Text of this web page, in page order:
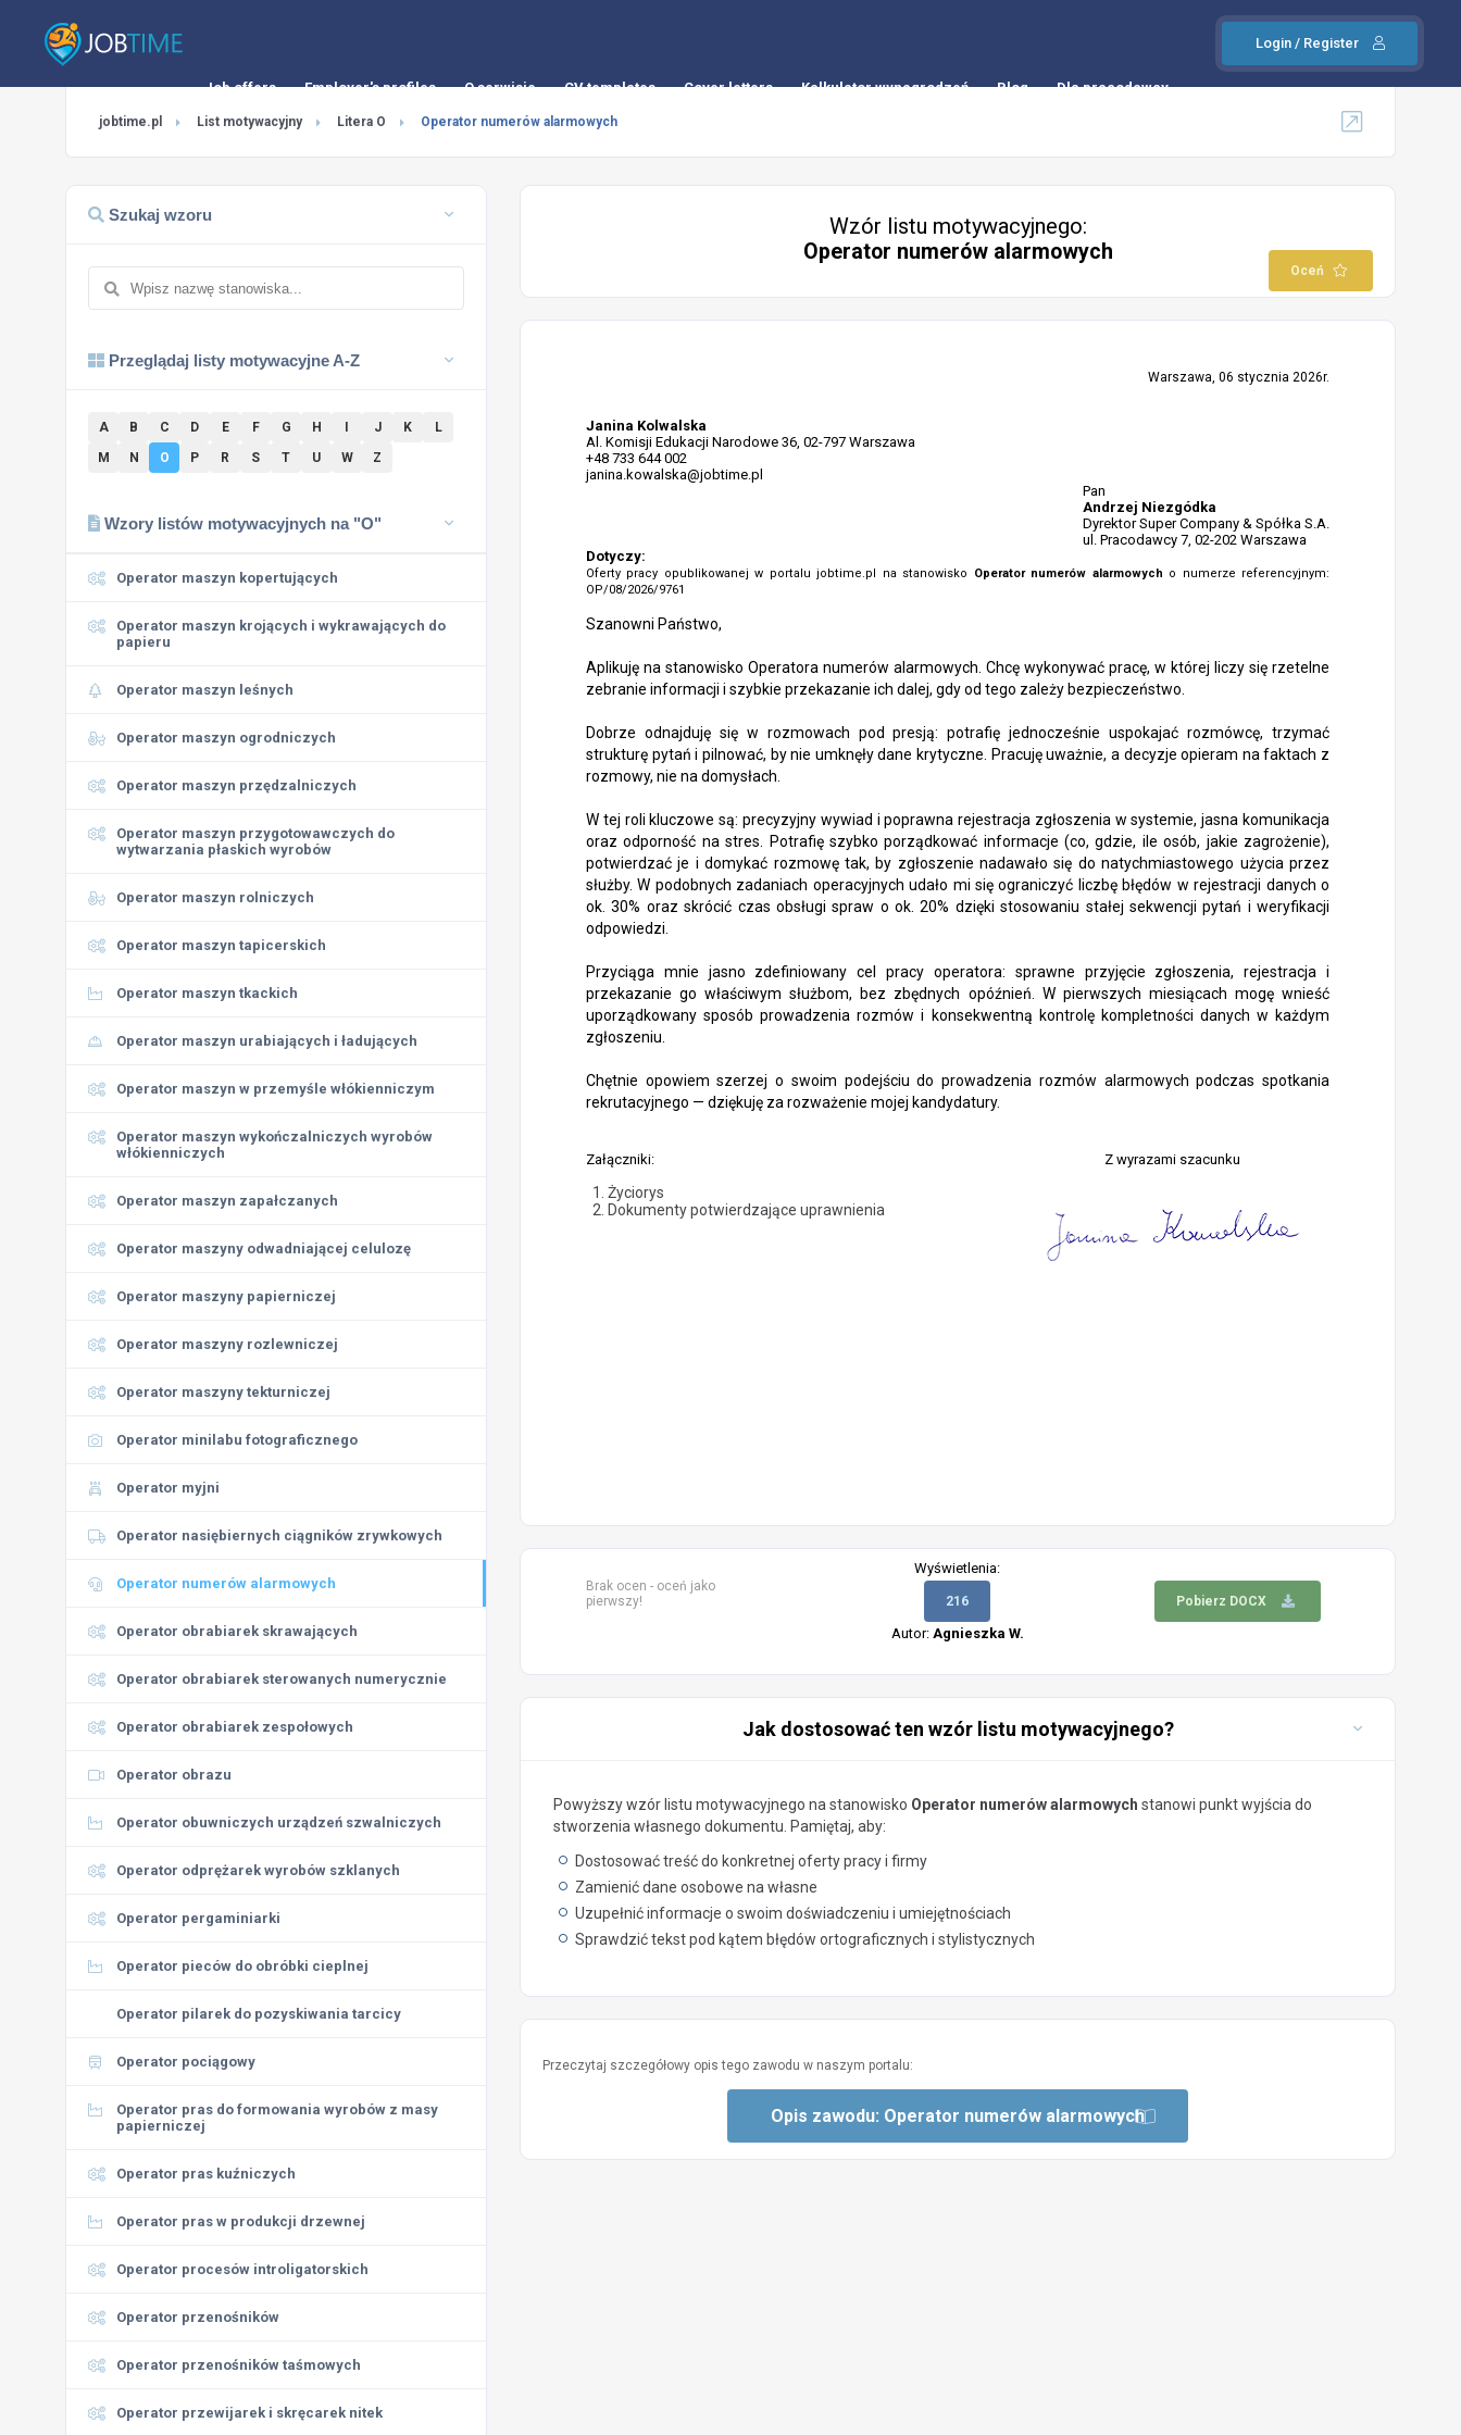
Login / Register
Job offers Employer's profiles O serwisie CV templates Cover letters Kalkulator wynagrodzeń Blog Dla pracodawcy
jobtime.pl List motywacyjny Litera O Operator numerów alarmowych
Szukaj wzoru
Przeglądaj listy motywacyjne A-Z
A B C D E F G H J K
L
M
N O P R S T U W Z
Wzory listów motywacyjnych na "O"
Operator maszyn kopertujących
Operator maszyn krojących i wykrawających do
papieru
Operator maszyn leśnych
Operator maszyn ogrodniczych
Operator maszyn przędzalniczych
Operator maszyn przygotowawczych do
wytwarzania płaskich wyrobów
Operator maszyn rolniczych
Operator maszyn tapicerskich
Operator maszyn tkackich
Operator maszyn urabiających i ładujących
Operator maszyn w przemyśle włókienniczym
Operator maszyn wykończalniczych wyrobów
włókienniczych
Operator maszyn zapałczanych
Operator maszyny odwadniającej celulozę
Operator maszyny papierniczej
Operator maszyny rozlewniczej
Operator maszyny tekturniczej
Operator minilabu fotograficznego
Operator myjni
Operator nasiębiernych ciągników zrywkowych
Operator numerów alarmowych
Operator obrabiarek skrawających
Operator obrabiarek sterowanych numerycznie
Operator obrabiarek zespołowych
Operator obrazu
Operator obuwniczych urządzeń szwalniczych
Operator odprężarek wyrobów szklanych
Operator pergaminiarki
Operator pieców do obróbki cieplnej
Operator pilarek do pozyskiwania tarcicy
Operator pociągowy
Operator pras do formowania wyrobów z masy
papierniczej
Operator pras kuźniczych
Operator pras w produkcji drzewnej
Operator procesów introligatorskich
Operator przenośników
Operator przenośników taśmowych
Operator przewijarek i skręcarek nitek
Wzór listu motywacyjnego:
Operator numerów alarmowych
Oceń
Warszawa, 06 stycznia 2026r.
Janina Kolwalska
Al. Komisji Edukacji Narodowe 36, 02-797 Warszawa
+48 733 644 002
janina.kowalska@jobtime.pl
Pan
Andrzej Niezgódka
Dyrektor Super Company & Spółka S.A.
ul. Pracodawcy 7, 02-202 Warszawa
Dotyczy:
Oferty pracy opublikowanej w portalu jobtime.pl na stanowisko Operator numerów alarmowych o numerze referencyjnym:
OP/08/2026/9761
Szanowni Państwo,
Aplikuję na stanowisko Operatora numerów alarmowych. Chcę wykonywać pracę, w której liczy się rzetelne
zebranie informacji i szybkie przekazanie ich dalej, gdy od tego zależy bezpieczeństwo.
Dobrze odnajduję się w rozmowach pod presją: potrafię jednocześnie uspokajać rozmówcę, trzymać
strukturę pytań i pilnować, by nie umknęły dane krytyczne. Pracuję uważnie, a decyzje opieram na faktach z
rozmowy, nie na domysłach.
W tej roli kluczowe są: precyzyjny wywiad i poprawna rejestracja zgłoszenia w systemie, jasna komunikacja
oraz odporność na stres. Potrafię szybko porządkować informacje (co, gdzie, ile osób, jakie zagrożenie),
potwierdzać je i domykać rozmowę tak, by zgłoszenie nadawało się do natychmiastowego użycia przez
służby. W podobnych zadaniach operacyjnych udało mi się ograniczyć liczbę błędów w rejestracji danych o
ok. 30% oraz skrócić czas obsługi spraw o ok. 20% dzięki stosowaniu stałej sekwencji pytań i weryfikacji
odpowiedzi.
Przyciąga mnie jasno zdefiniowany cel pracy operatora: sprawne przyjęcie zgłoszenia, rejestracja i
przekazanie go właściwym służbom, bez zbędnych opóźnień. W pierwszych miesiącach mogę wnieść
uporządkowany sposób prowadzenia rozmów i konsekwentną kontrolę kompletności danych w każdym
zgłoszeniu.
Chętnie opowiem szerzej o swoim podejściu do prowadzenia rozmów alarmowych podczas spotkania
rekrutacyjnego — dziękuję za rozważenie mojej kandydatury.
Załączniki:
Życiorys
Dokumenty potwierdzające uprawnienia
Z wyrazami szacunku
Brak ocen - oceń jako
pierwszy!
Wyświetlenia:
216 Pobierz DOCX
Autor: Agnieszka W.
Jak dostosować ten wzór listu motywacyjnego?
Powyższy wzór listu motywacyjnego na stanowisko Operator numerów alarmowych stanowi punkt wyjścia do
stworzenia własnego dokumentu. Pamiętaj, aby:
Dostosować treść do konkretnej oferty pracy i firmy
Zamienić dane osobowe na własne
Uzupełnić informacje o swoim doświadczeniu i umiejętnościach
Sprawdzić tekst pod kątem błędów ortograficznych i stylistycznych
Przeczytaj szczegółowy opis tego zawodu w naszym portalu:
Opis zawodu: Operator numerów alarmowych